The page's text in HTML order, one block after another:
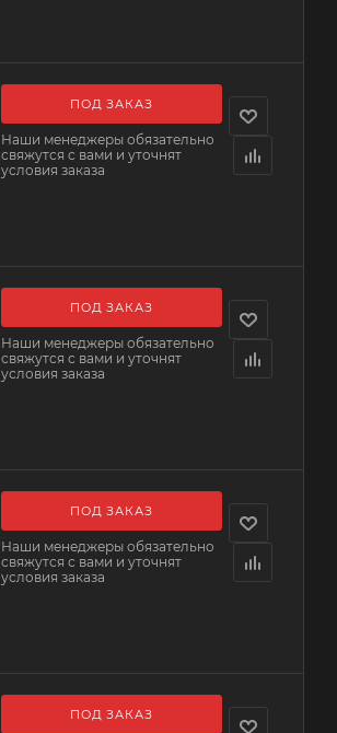
ПОД ЗАКАЗ
Наши менеджеры обязательно
свяжутся с вами и уточнят
условия заказа
ПОД ЗАКАЗ
Наши менеджеры обязательно
свяжутся с вами и уточнят
условия заказа
ПОД ЗАКАЗ
Наши менеджеры обязательно
свяжутся с вами и уточнят
условия заказа
ПОД ЗАКАЗ